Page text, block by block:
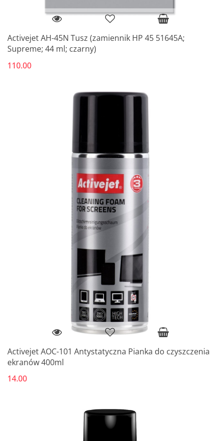
Activejet AH-45N Tusz (zamiennik HP 45 51645A;
Supreme; 44 ml; czarny)
110.00
Activejet AOC-101 Antystatyczna Pianka do czyszczenia
ekranów 400ml
14.00